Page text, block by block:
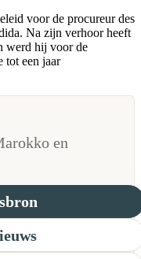
voor de procureur des
Na zijn verhoor heeft
werd hij voor de
tot een jaar
en